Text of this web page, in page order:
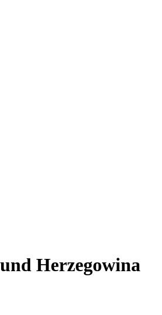
Herzegowina